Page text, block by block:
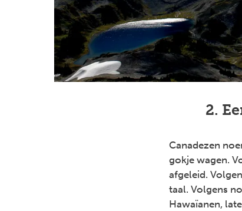
2.
Canadezen
gokje wagen.
afgeleid.
taal. Volgens
Hawaïanen,